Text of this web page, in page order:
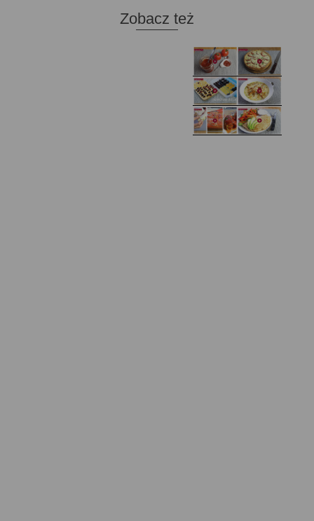
Zobacz też
Domowy ketchup (bez
cukru)
Tarta francuska z
cebulą i pomidorem
Domowe żelki
Zupa kurkowa z
selerem i pietruszką